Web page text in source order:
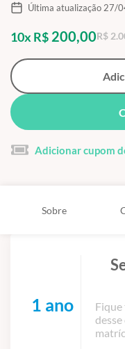
Última atualização 27/
10x R$ 200,00R$
Adicionar cupom
Sobre
1 ano
desse